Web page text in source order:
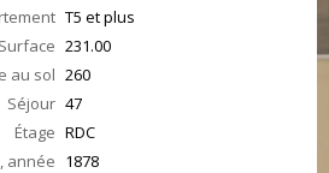
T5 et plus
Surface 231.00
au sol 260
Séjour 47
Étage RDC
année 1878